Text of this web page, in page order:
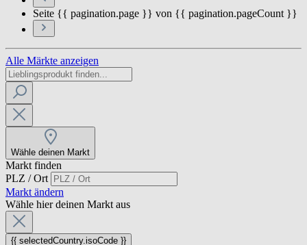
Seite {{ pagination.page }} von {{ pagination.pageCount }}
Alle Märkte anzeigen
Wähle deinen Markt
Markt finden
PLZ / Ort
Markt ändern
Wähle hier deinen Markt aus
{{ selectedCountry.isoCode }}